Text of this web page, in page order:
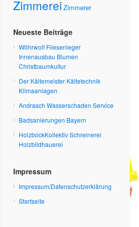
Zimmerei Zimmerer
Neueste Beiträge
Wöhrwolf Fliesenleger
Innenausbau Blumen
Christbaumkultur
Der Kältemeister Kältetechnik
Klimaanlagen
Andrasch Wasserschaden Service
Badsanierungen Bayern
HolzbockKollektiv Schreinerei
Holzbildhauerei
Impressum
Impressum/Datenschutzerklärung
Startseite